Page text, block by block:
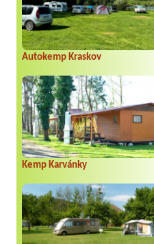
Autokemp Kraskov
Kemp Karvánky